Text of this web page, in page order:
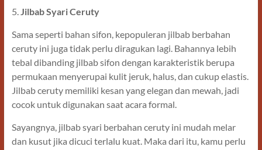
5. Jilbab Syari Ceruty
Sama seperti bahan sifon, kepopuleran jilbab berbahan
ceruty ini juga tidak perlu diragukan lagi. Bahannya lebih
tebal dibanding jilbab sifon dengan karakteristik berupa
permukaan menyerupai kulit jeruk, halus, dan cukup elastis.
Jilbab ceruty memiliki kesan yang elegan dan mewah, jadi
cocok untuk digunakan saat acara formal.
Sayangnya, jilbab syari berbahan ceruty ini mudah melar
dan kusut jika dicuci terlalu kuat. Maka dari itu, kamu perlu